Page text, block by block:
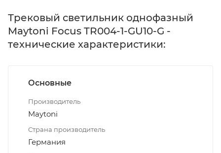
Трековый светильник однофазный
Maytoni Focus TR004-1-GU10-G -
технические характеристики:
Основные
Производитель
Maytoni
Страна производитель
Германия